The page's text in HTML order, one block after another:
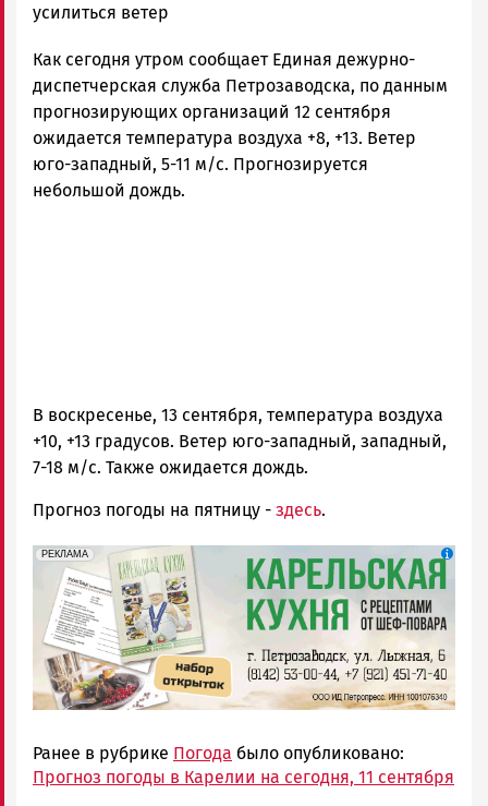
Гаврилова
Петрозаводска
и
Карелии
|
Петрозаводск
ГОВОРИТ
усилиться ветер
Как сегодня утром сообщает Единая дежурно-
диспетчерская служба Петрозаводска, по данным
прогнозирующих организаций 12 сентября
ожидается температура воздуха +8, +13. Ветер
юго-западный, 5-11 м/с. Прогнозируется
небольшой дождь.
В воскресенье, 13 сентября, температура воздуха
+10, +13 градусов. Ветер юго-западный, западный,
7-18 м/с. Также ожидается дождь.
Прогноз погоды на пятницу - здесь.
erid: 2SDnjdZZiDC
РЕКЛАМА
Реклама
Ранее в рубрике Погода было опубликовано:
Прогноз погоды в Карелии на сегодня, 11 сентября